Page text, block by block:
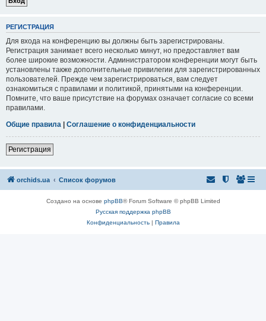
РЕГИСТРАЦИЯ
Для входа на конференцию вы должны быть зарегистрированы.
Регистрация занимает всего несколько минут, но предоставляет вам
более широкие возможности. Администратором конференции могут быть
установлены также дополнительные привилегии для зарегистрированных
пользователей. Прежде чем зарегистрироваться, вам следует
ознакомиться с правилами и политикой, принятыми на конференции.
Помните, что ваше присутствие на форумах означает согласие со всеми
правилами.
Общие правила | Соглашение о конфиденциальности
Регистрация
orchids.ua Список форумов
Создано на основе phpBB® Forum Software © phpBB Limited
Русская поддержка phpBB
Конфиденциальность| Правила